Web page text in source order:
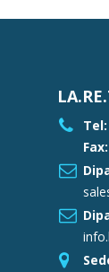
Tel:
Fax: